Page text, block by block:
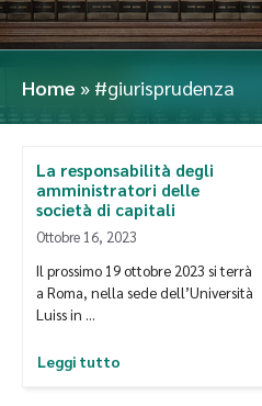
Home » #giurisprudenza
La responsabilità degli
amministratori delle
società di capitali
Ottobre 16, 2023
Il prossimo 19 ottobre 2023 si terrà
a Roma, nella sede dell’Università
Luiss in …
Leggi tutto